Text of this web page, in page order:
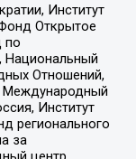
Институт
Открытое
по
Национальный
Отношений,
Международный
Институт
регионального
за